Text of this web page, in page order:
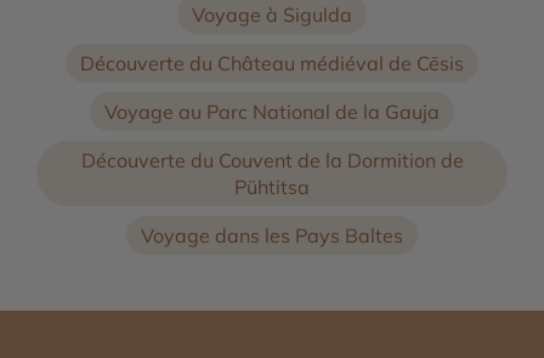
Voyage à Sigulda
Découverte du Château médiéval de Cēsis
Voyage au Parc National de la Gauja
Découverte du Couvent de la Dormition de
Pühtitsa
Voyage dans les Pays Baltes